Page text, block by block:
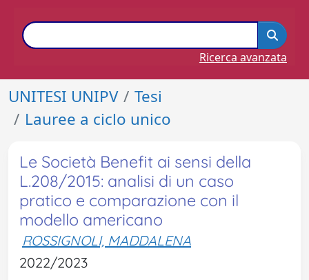
Ricerca avanzata
UNITESI UNIPV
Tesi
Lauree a ciclo unico
Le Società Benefit ai sensi della
L.208/2015: analisi di un caso
pratico e comparazione con il
modello americano
ROSSIGNOLI, MADDALENA
2022/2023